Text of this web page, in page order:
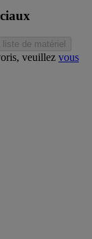
de matériel
veuillez vous